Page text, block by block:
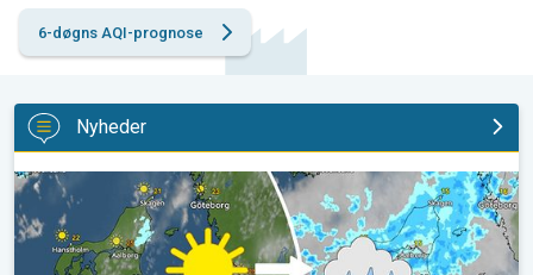
6-døgns AQI-prognose
Nyheder
Sol og varme vender retur. Weekendens vejr. . .